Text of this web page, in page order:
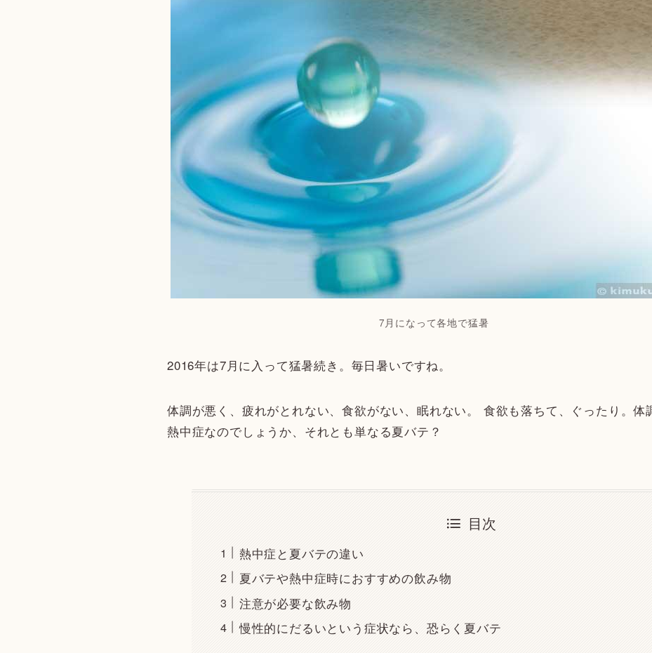
7月になって各地で猛暑
2016年は7月に入って猛暑続き。毎日暑いですね。
体調が悪く、疲れがとれない、食欲がない、眠れない。 食欲も落ちて、ぐったり。体
熱中症なのでしょうか、それとも単なる夏バテ？
目次
熱中症と夏バテの違い
夏バテや熱中症時におすすめの飲み物
注意が必要な飲み物
慢性的にだるいという症状なら、恐らく夏バテ